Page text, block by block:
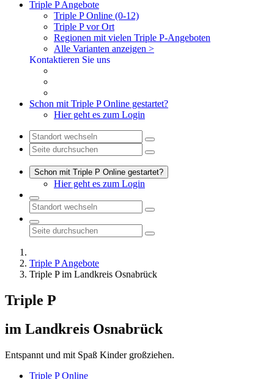
Triple P Angebote
Triple P Online (0-12)
Triple P vor Ort
Regionen mit vielen Triple P-Angeboten
Alle Varianten anzeigen >
Kontaktieren Sie uns
Schon mit Triple P Online gestartet?
Hier geht es zum Login
Schon mit Triple P Online gestartet?
Hier geht es zum Login
Triple P Angebote
Triple P im Landkreis Osnabrück
Triple P
im Landkreis Osnabrück
Entspannt und mit Spaß Kinder großziehen.
Triple P Online